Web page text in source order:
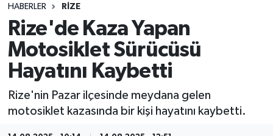
HABERLER RIZE
Rize'de Kaza Yapan
Motosiklet Sürücüsü
Hayatını Kaybetti
Rize'nin Pazar ilçesinde meydana gelen
motosiklet kazasında bir kişi hayatını kaybetti.
Yurttan Haberler
Ekonomi
Teknoloji
Sağlık
Rize Namaz Vakitleri
Rize Trafik Yoğunluk Haritası
Süper Lig Puan Durumu ve Fikstür
Tüm Manşetler